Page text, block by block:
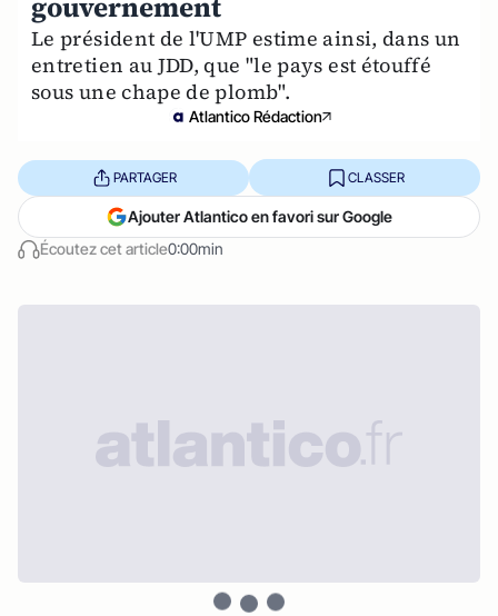
Le président de l'UMP estime ainsi, dans un
entretien au JDD, que "le pays est étouffé
sous une chape de plomb".
Atlantico Rédaction
Écoutez cet article0:00min
PARTAGER CLASSER
Ajouter Atlantico en favori sur Google